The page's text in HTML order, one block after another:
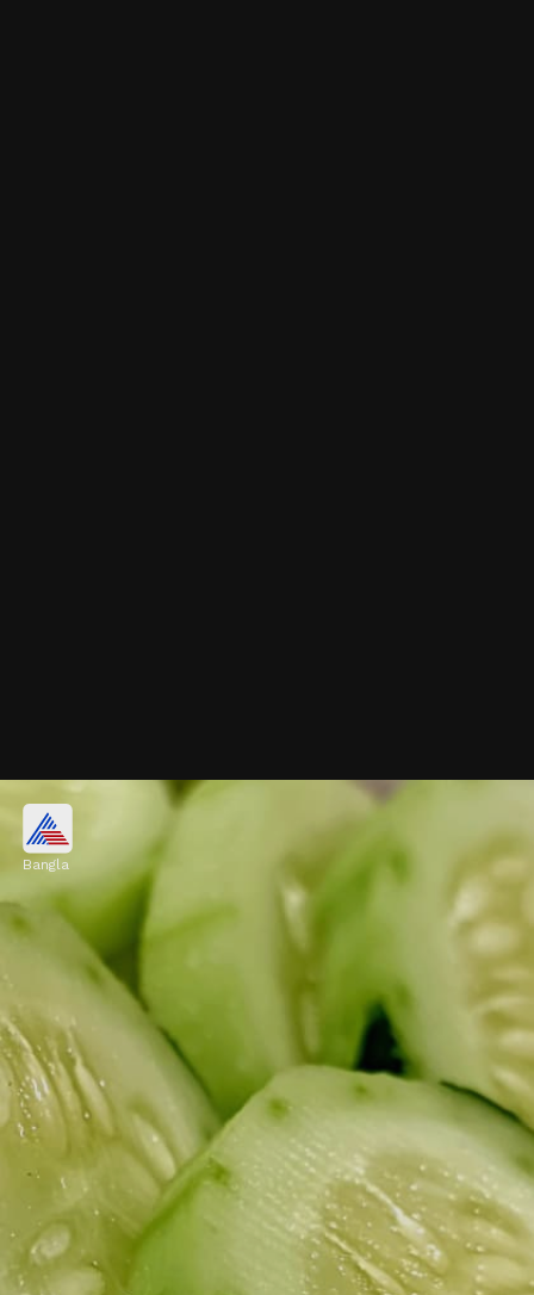
কয়েকটি আমন্ড বাদাম খেলে শরীর স্বাস্থ্যকর ফ্যাট ও
প্রোটিন পায়। তবে খেয়াল রাখবেন, পরিমাণে যেন খুব
বেশি না হয়ে যায়।
Image credits: Getty
Bangla